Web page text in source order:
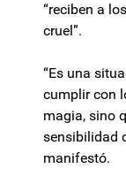
“reciben a
cruel”.
“Es una
cumplir con
magia, sino
sensibilidad
manifestó.